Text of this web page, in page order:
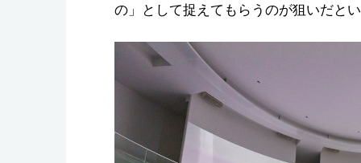
の」として捉えてもらうのが狙いだと